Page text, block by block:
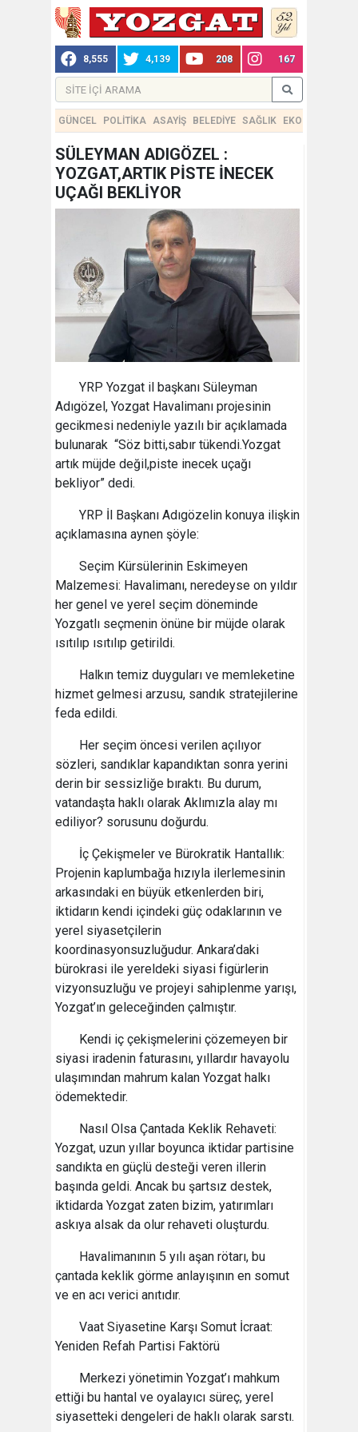
8,555 4,139 208 167
GÜNCEL POLİTİKA ASAYİŞ BELEDİYE SAĞLIK EKONOMİ
SÜLEYMAN ADIGÖZEL :
YOZGAT,ARTIK PİSTE İNECEK
UÇAĞI BEKLİYOR
YRP Yozgat il başkanı Süleyman
Adıgözel, Yozgat Havalimanı projesinin
gecikmesi nedeniyle yazılı bir açıklamada
bulunarak “Söz bitti,sabır tükendi.Yozgat
artık müjde değil,piste inecek uçağı
bekliyor” dedi.
YRP İl Başkanı Adıgözelin konuya ilişkin
açıklamasına aynen şöyle:
Seçim Kürsülerinin Eskimeyen
Malzemesi: Havalimanı, neredeyse on yıldır
her genel ve yerel seçim döneminde
Yozgatlı seçmenin önüne bir müjde olarak
ısıtılıp ısıtılıp getirildi.
Halkın temiz duyguları ve memleketine
hizmet gelmesi arzusu, sandık stratejilerine
feda edildi.
Her seçim öncesi verilen açılıyor
sözleri, sandıklar kapandıktan sonra yerini
derin bir sessizliğe bıraktı. Bu durum,
vatandaşta haklı olarak Aklımızla alay mı
ediliyor? sorusunu doğurdu.
​İç Çekişmeler ve Bürokratik Hantallık:
Projenin kaplumbağa hızıyla ilerlemesinin
arkasındaki en büyük etkenlerden biri,
iktidarın kendi içindeki güç odaklarının ve
yerel siyasetçilerin
koordinasyonsuzluğudur. Ankara’daki
bürokrasi ile yereldeki siyasi figürlerin
vizyonsuzluğu ve projeyi sahiplenme yarışı,
Yozgat’ın geleceğinden çalmıştır.
Kendi iç çekişmelerini çözemeyen bir
siyasi iradenin faturasını, yıllardır havayolu
ulaşımından mahrum kalan Yozgat halkı
ödemektedir.
Nasıl Olsa Çantada Keklik Rehaveti:
Yozgat, uzun yıllar boyunca iktidar partisine
sandıkta en güçlü desteği veren illerin
başında geldi. Ancak bu şartsız destek,
iktidarda Yozgat zaten bizim, yatırımları
askıya alsak da olur rehaveti oluşturdu.
Havalimanının 5 yılı aşan rötarı, bu
çantada keklik görme anlayışının en somut
ve en acı verici anıtıdır.
Vaat Siyasetine Karşı Somut İcraat:
Yeniden Refah Partisi Faktörü
​Merkezi yönetimin Yozgat’ı mahkum
ettiği bu hantal ve oyalayıcı süreç, yerel
siyasetteki dengeleri de haklı olarak sarstı.